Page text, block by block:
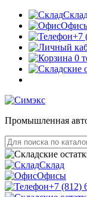
+7
0
Промышленная
Склад
Офисы
+7 (812)